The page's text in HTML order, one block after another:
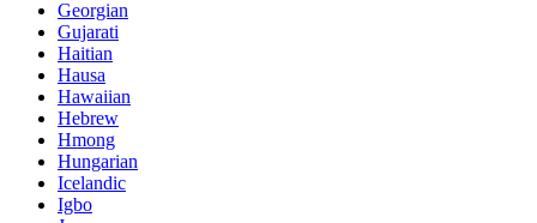
Georgian
Gujarati
Haitian
Hausa
Hawaiian
Hebrew
Hmong
Hungarian
Icelandic
Igbo